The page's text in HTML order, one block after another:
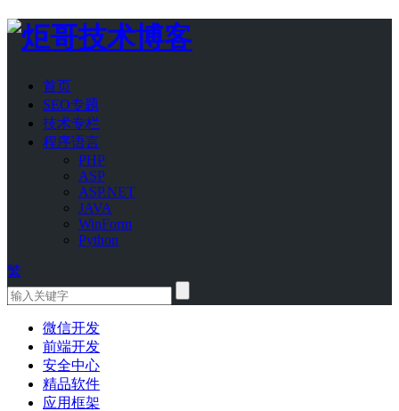
首页
SEO专题
技术专栏
程序语言
PHP
ASP
ASP.NET
JAVA
WinForm
Python
繁
微信开发
前端开发
安全中心
精品软件
应用框架